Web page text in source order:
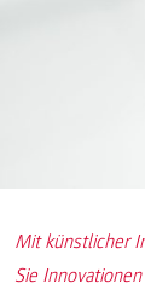
Mit künstlicher
Sie